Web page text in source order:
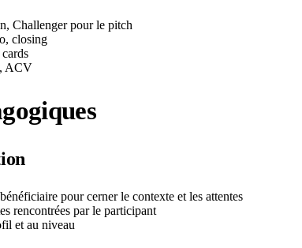
Challenger pour le pitch
closing
ACV
pour cerner le contexte et les attentes
rencontrées par le participant
et au niveau